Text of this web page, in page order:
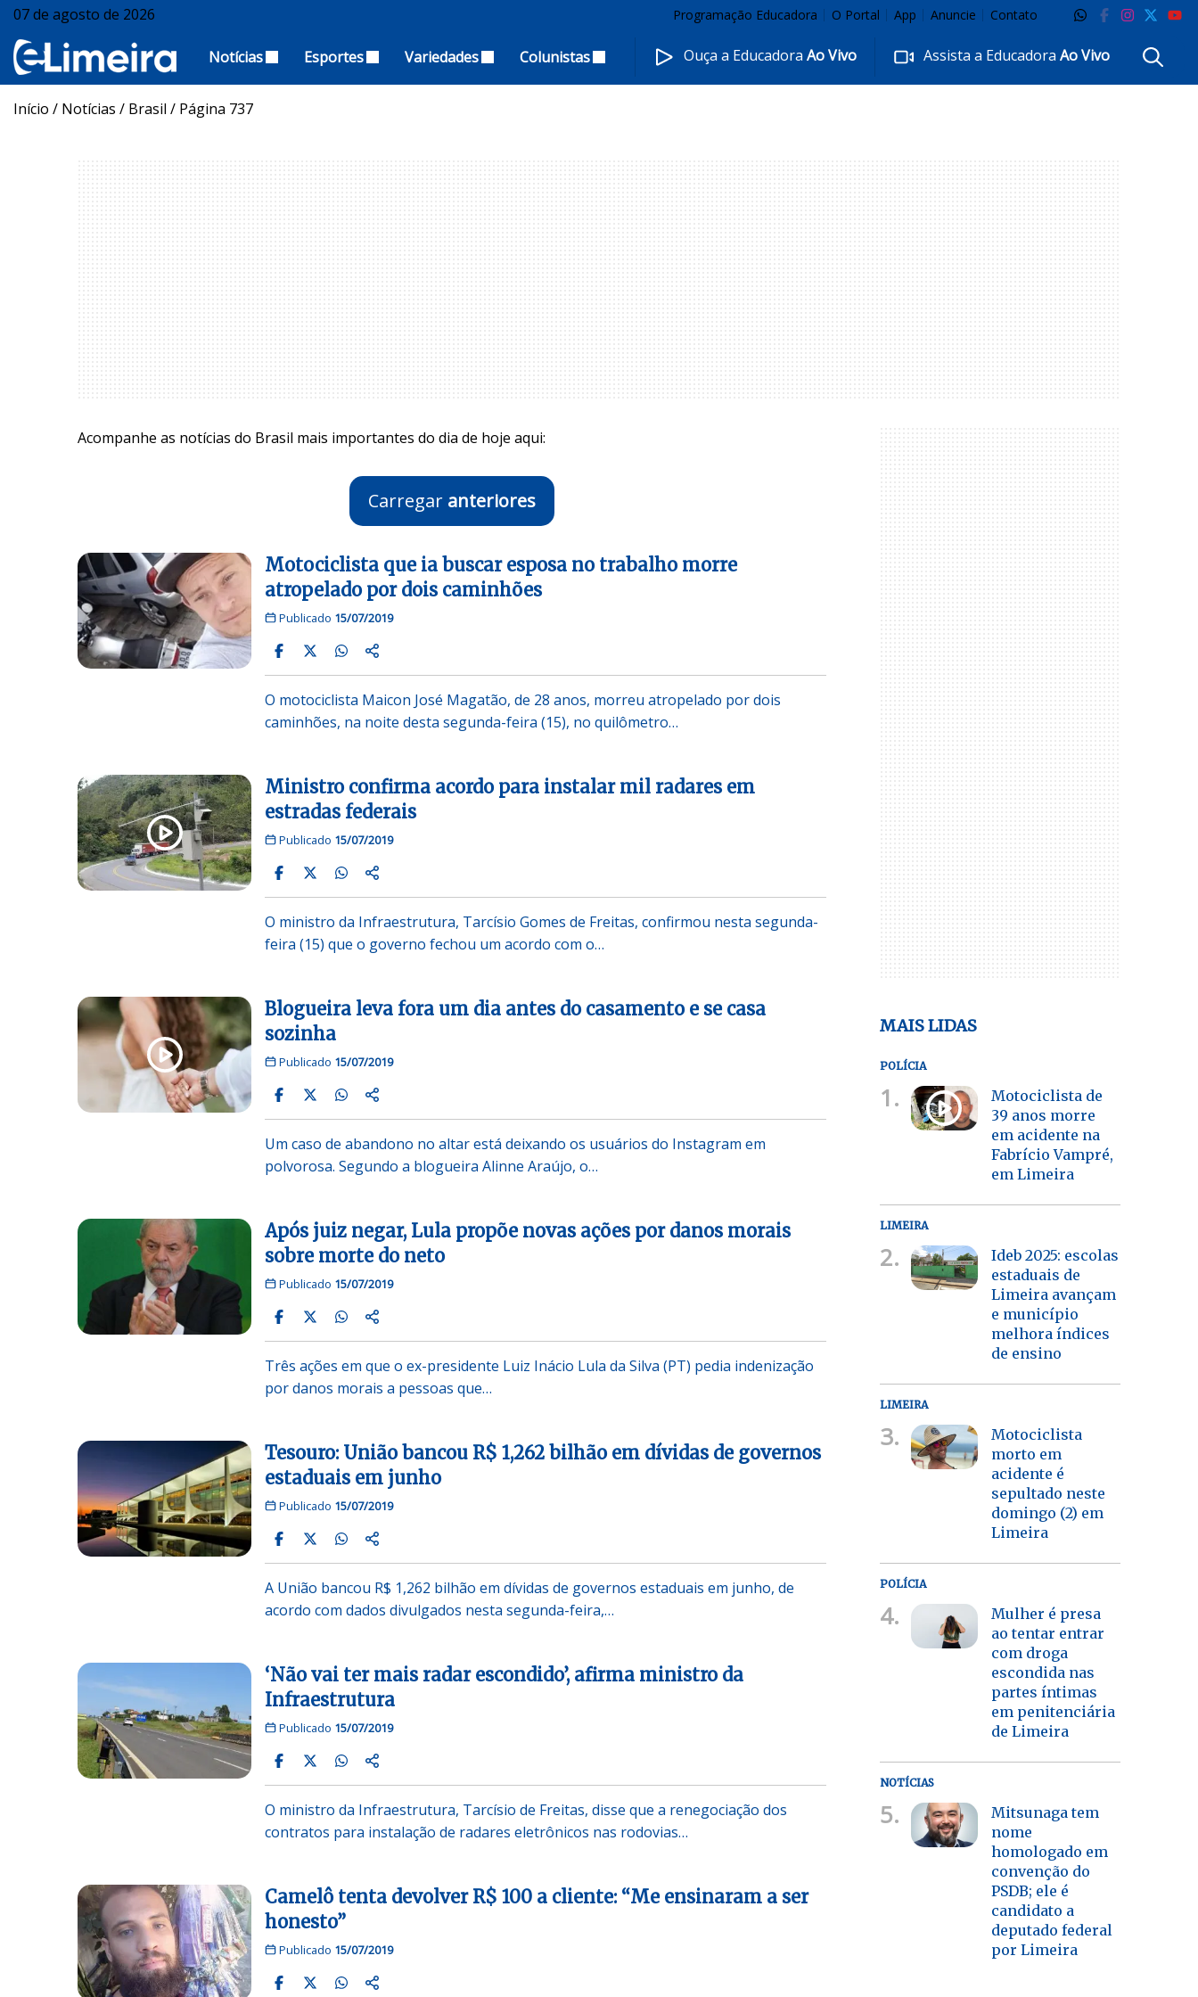
07 de agosto de 2026 Programação Educadora O Portal App Anuncie Contato
Notícias Esportes Variedades Colunistas Ouça a EducadoraAo Vivo Assista a EducadoraAo Vivo
Início / Notícias / Brasil / Página 737
Acompanhe as notícias do Brasil mais importantes do dia de hoje aqui:
Carregar anteriores
Motociclista que ia buscar esposa no trabalho morre
atropelado por dois caminhões
Publicado 15/07/2019
O motociclista Maicon José Magatão, de 28 anos, morreu atropelado por dois
caminhões, na noite desta segunda-feira (15), no quilômetro…
Ministro confirma acordo para instalar mil radares em
estradas federais
Publicado 15/07/2019
O ministro da Infraestrutura, Tarcísio Gomes de Freitas, confirmou nesta segunda-
feira (15) que o governo fechou um acordo com o…
Blogueira leva fora um dia antes do casamento e se casa
sozinha
Publicado 15/07/2019
Um caso de abandono no altar está deixando os usuários do Instagram em
polvorosa. Segundo a blogueira Alinne Araújo, o…
Após juiz negar, Lula propõe novas ações por danos morais
sobre morte do neto
Publicado 15/07/2019
Três ações em que o ex-presidente Luiz Inácio Lula da Silva (PT) pedia indenização
por danos morais a pessoas que…
Tesouro: União bancou R$ 1,262 bilhão em dívidas de governos
estaduais em junho
Publicado 15/07/2019
A União bancou R$ 1,262 bilhão em dívidas de governos estaduais em junho, de
acordo com dados divulgados nesta segunda-feira,…
‘Não vai ter mais radar escondido’, afirma ministro da
Infraestrutura
Publicado 15/07/2019
O ministro da Infraestrutura, Tarcísio de Freitas, disse que a renegociação dos
contratos para instalação de radares eletrônicos nas rodovias…
Camelô tenta devolver R$ 100 a cliente: “Me ensinaram a ser
honesto”
Publicado 15/07/2019
MAIS LIDAS
POLÍCIA
1.
Motociclista de
39 anos morre
em acidente na
Fabrício Vampré,
em Limeira
LIMEIRA
2.
Ideb 2025: escolas
estaduais de
Limeira avançam
e município
melhora índices
de ensino
LIMEIRA
3.
Motociclista
morto em
acidente é
sepultado neste
domingo (2) em
Limeira
POLÍCIA
4.
Mulher é presa
ao tentar entrar
com droga
escondida nas
partes íntimas
em penitenciária
de Limeira
NOTÍCIAS
5.
Mitsunaga tem
nome
homologado em
convenção do
PSDB; ele é
candidato a
deputado federal
por Limeira